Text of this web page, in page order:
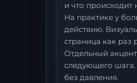
и что происходит
На практике у
действию.
страница как раз
Отдельный
следующего
без давления.